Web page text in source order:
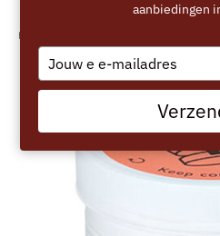
Home
aanbiedingen
Type
your
email